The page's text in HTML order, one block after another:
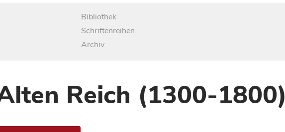
Bibliothek
Schriftenreihen
Archiv
Reich (1300-1800)